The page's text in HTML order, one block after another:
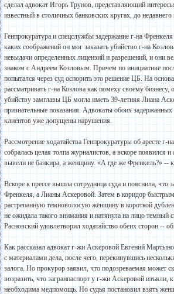
сделал адвокат Игорь Трунов, представляющий
известный в столичных банковских кругах, до
Генпрокуратура и спецслужбы задержание г-на
каких соображений он мог заказать убийство г-на
невыдачи определенных лицензий и разрешений, и они
знаком с Андреем Козловым. Причем по инициативе
попытался через суд оспорить это решение ЦБ. На
рассматривать г-на Козлова как помеху своему
убийству замглавы ЦБ могла иметь 39-летняя Лиана
признательные показания. Адвокаты обоих
клиентов уже допущены нарушения.
Рассмотрение ходатайства Генпрокуратуры об аресте
собралась целая толпа журналистов, а вскоре
вывели не банкира, а женщину. «А где же Френкель?» --
Вскоре к прессе вышла сотрудница суда и пояснила, что
Френкеля, а Лианы Аскеровой. Затем в коридор
растрепанную темноволосую женщину в короткой
не ожидала такого внимания и натянула на лицо темный
Расновский удовлетворил ходатайство обеих сторон --
Как рассказал адвокат г-жи Аскеровой Евгений
с материалами дела, после чего, перекинувшись
залога. Но прокурор заявил, что подозреваемая может
возразить, что загранпаспорт у г-жи Аскеровой
необходима медпомощь. Но судья постановил взять